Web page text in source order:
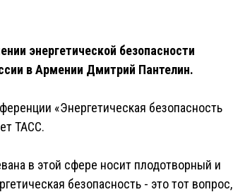
энергетической безопасности
в Армении Дмитрий Пантелин.
«Энергетическая безопасность
ТАСС.
в этой сфере носит плодотворный и
безопасность - это тот вопрос,